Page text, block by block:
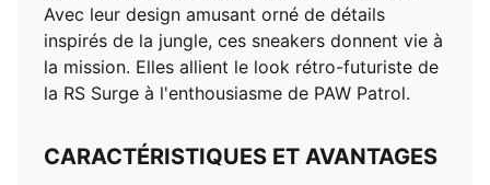
Avec leur design amusant orné de détails
inspirés de la jungle, ces sneakers donnent vie à
la mission. Elles allient le look rétro-futuriste de
la RS Surge à l'enthousiasme de PAW Patrol.
CARACTÉRISTIQUES ET AVANTAGES